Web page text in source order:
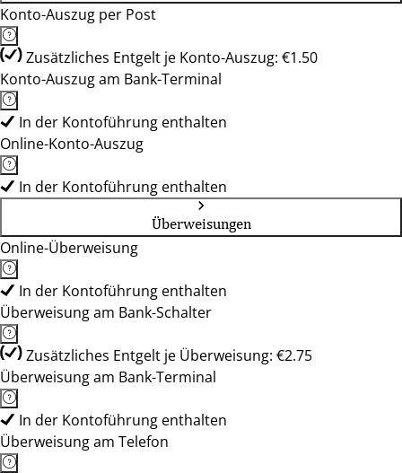
Konto-Auszug per Post
Zusätzliches Entgelt je Konto-Auszug: €1.50
Konto-Auszug am Bank-Terminal
In der Kontoführung enthalten
Online-Konto-Auszug
In der Kontoführung enthalten
Überweisungen
Online-Überweisung
In der Kontoführung enthalten
Überweisung am Bank-Schalter
Zusätzliches Entgelt je Überweisung: €2.75
Überweisung am Bank-Terminal
In der Kontoführung enthalten
Überweisung am Telefon